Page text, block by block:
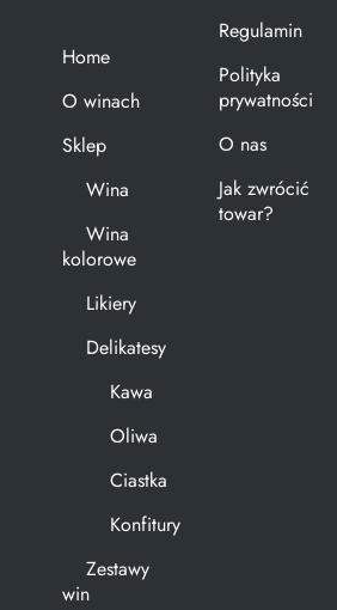
Home
O winach
Sklep
Wina
Wina
kolorowe
Likiery
Delikatesy
Kawa
Oliwa
Ciastka
Konfitury
Zestawy
win
Regulamin
Polityka
prywatności
O nas
Jak zwrócić
towar?